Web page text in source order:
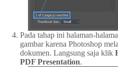
Pada tahap ini halaman-
gambar karena Photoshop
dokumen. Langsung saja klik
PDF Presentation.